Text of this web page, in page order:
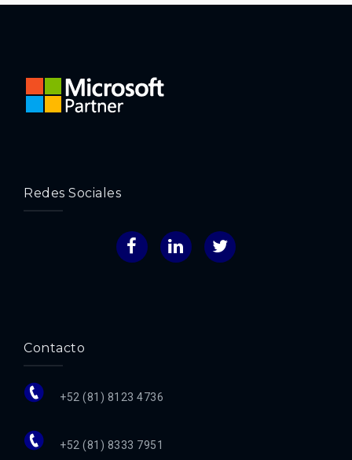
Redes Sociales
FacebookLinkedInTwitter
Contacto
+52 (81) 8123 4736
+52 (81) 8333 7951